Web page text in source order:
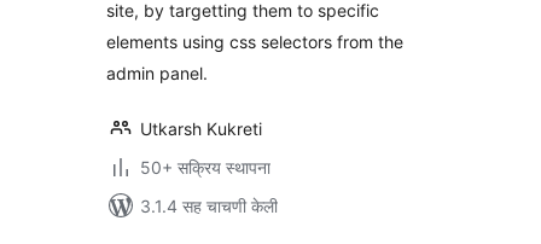
site, by targetting them to specific
elements using css selectors from the
admin panel.
Utkarsh Kukreti
50+ सक्रिय स्थापना
3.1.4 सह चाचणी केली